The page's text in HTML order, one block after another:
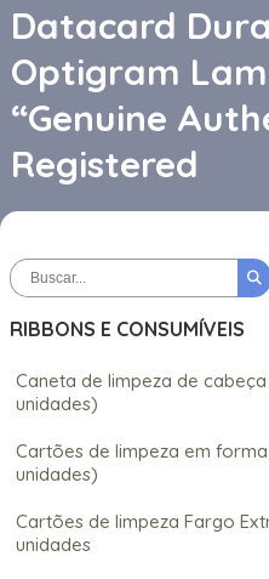
Datacard
Optigram
“Genuine
Registered
RIBBONS E CONSUMÍVEIS
Caneta de limpeza de
unidades)
Cartões de limpeza em forma
unidades)
Cartões de limpeza Fargo
unidades